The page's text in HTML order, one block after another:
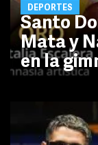
DEPORTES
Santo
Mata y
en la